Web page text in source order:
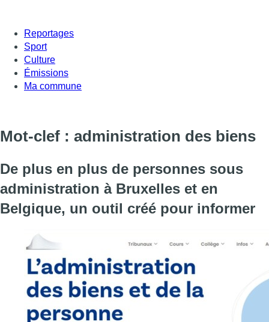
Reportages
Sport
Culture
Émissions
Ma commune
Mot-clef : administration des biens
De plus en plus de personnes sous
administration à Bruxelles et en
Belgique, un outil créé pour informer